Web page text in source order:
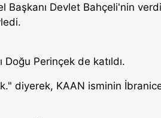
Başkanı Devlet Bahçeli'nin
Perinçek de katıldı.
diyerek, KAAN isminin